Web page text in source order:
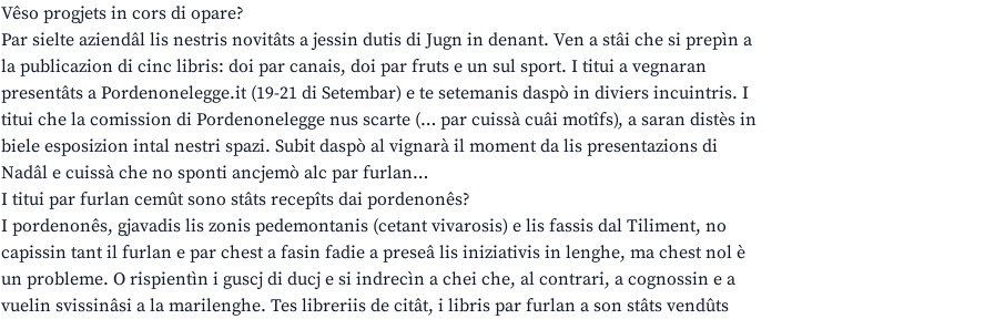
Vêso progjets in cors di opare?
Par sielte aziendâl lis nestris novitâts a jessin dutis di Jugn in denant. Ven a stâi che si prepìn a
la publicazion di cinc libris: doi par canais, doi par fruts e un sul sport. I titui a vegnaran
presentâts a Pordenonelegge.it (19-21 di Setembar) e te setemanis daspò in diviers incuintris. I
titui che la comission di Pordenonelegge nus scarte (… par cuissà cuâi motîfs), a saran distès in
biele esposizion intal nestri spazi. Subit daspò al vignarà il moment da lis presentazions di
Nadâl e cuissà che no sponti ancjemò alc par furlan…
I titui par furlan cemût sono stâts recepîts dai pordenonês?
I pordenonês, gjavadis lis zonis pedemontanis (cetant vivarosis) e lis fassis dal Tiliment, no
capissin tant il furlan e par chest a fasin fadie a preseâ lis iniziativis in lenghe, ma chest nol è
un probleme. O rispientìn i guscj di ducj e si indrecìn a chei che, al contrari, a cognossin e a
vuelin svissinâsi a la marilenghe. Tes libreriis de citât, i libris par furlan a son stâts vendûts